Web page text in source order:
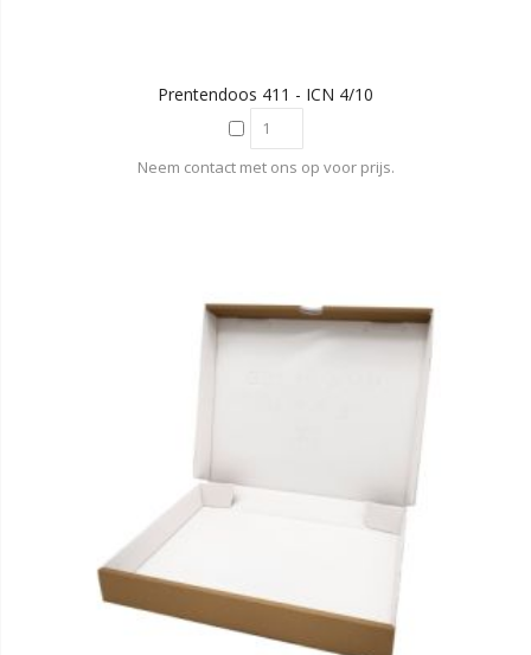
Prentendoos 411 - ICN 4/10
Neem contact met ons op voor prijs.